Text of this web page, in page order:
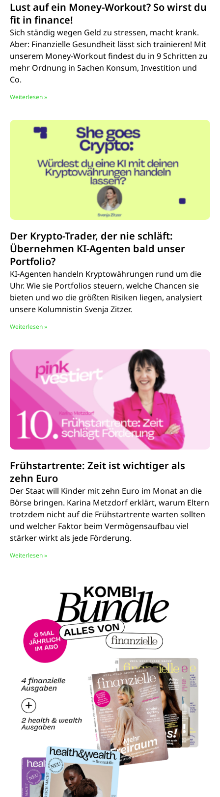
Lust auf ein Money-Workout? So wirst du
fit in finance!
Sich ständig wegen Geld zu stressen, macht krank.
Aber: Finanzielle Gesundheit lässt sich trainieren! Mit
unserem Money-Workout findest du in 9 Schritten zu
mehr Ordnung in Sachen Konsum, Investition und
Co.
Weiterlesen »
Der Krypto-Trader, der nie schläft:
Übernehmen KI-Agenten bald unser
Portfolio?
KI-Agenten handeln Kryptowährungen rund um die
Uhr. Wie sie Portfolios steuern, welche Chancen sie
bieten und wo die größten Risiken liegen, analysiert
unsere Kolumnistin Svenja Zitzer.
Weiterlesen »
Frühstartrente: Zeit ist wichtiger als
zehn Euro
Der Staat will Kinder mit zehn Euro im Monat an die
Börse bringen. Karina Metzdorf erklärt, warum Eltern
trotzdem nicht auf die Frühstartrente warten sollten
und welcher Faktor beim Vermögensaufbau viel
stärker wirkt als jede Förderung.
Weiterlesen »